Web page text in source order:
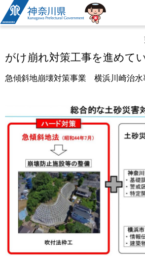
神奈川県
がけ崩れ対策工事を進めて
急傾斜地崩壊対策事業 横浜川崎治水